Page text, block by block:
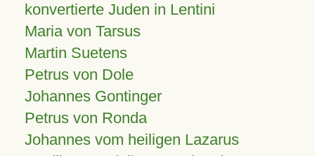
konvertierte Juden in Lentini
Maria von Tarsus
Martin Suetens
Petrus von Dole
Johannes Gontinger
Petrus von Ronda
Johannes vom heiligen Lazarus